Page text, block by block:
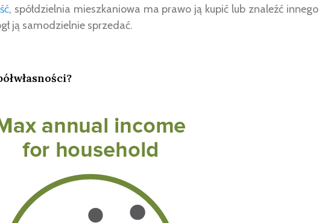
, spółdzielnia mieszkaniowa ma prawo ją kupić lub znaleźć innego
ją samodzielnie sprzedać.